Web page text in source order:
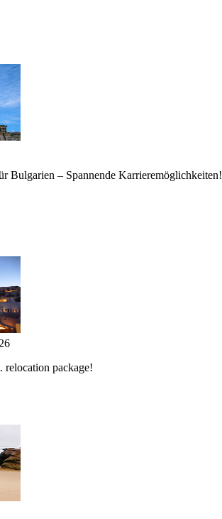
Bulgarien – Spannende Karrieremöglichkeiten!
relocation package!